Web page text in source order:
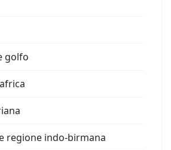
golfo
regione indo-birmana